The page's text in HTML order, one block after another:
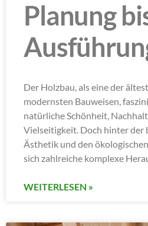
Planung
Der Holzbau, als eine der
modernsten Bauweisen,
natürliche Schönheit,
Vielseitigkeit. Doch hinter der
Ästhetik und den
sich zahlreiche komplexe
WEITERLESEN »